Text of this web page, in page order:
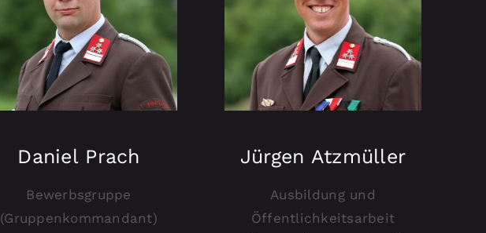
Daniel Prach
Bewerbsgruppe
(Gruppenkommandant)
Jürgen Atzmüller
Ausbildung und
Öffentlichkeitsarbeit